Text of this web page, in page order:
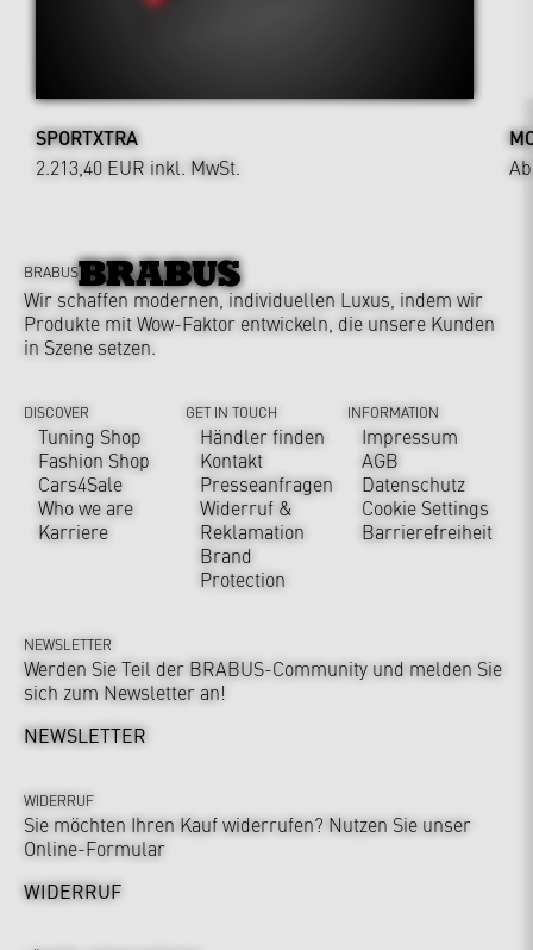
SPORTXTRA
2.213,40 EUR inkl. MwSt.
BRABUS
Wir schaffen modernen, individuellen Luxus, indem wir
Produkte mit Wow-Faktor entwickeln, die unsere Kunden
in Szene setzen.
DISCOVER
Tuning Shop
Fashion Shop
Cars4Sale
Who we are
Karriere
GET IN TOUCH
Händler finden
Kontakt
Presseanfragen
Widerruf &
Reklamation
Brand
Protection
INFORMATION
Impressum
AGB
Datenschutz
Cookie Settings
Barrierefreiheit
NEWSLETTER
Werden Sie Teil der BRABUS-Community und melden Sie
sich zum Newsletter an!
NEWSLETTER
WIDERRUF
Sie möchten Ihren Kauf widerrufen? Nutzen Sie unser
Online-Formular
WIDERRUF